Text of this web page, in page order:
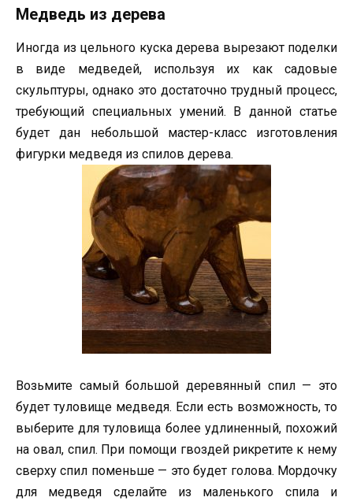
Медведь из дерева
Иногда из цельного куска дерева вырезают поделки
в виде медведей, используя их как садовые
скульптуры, однако это достаточно трудный процесс,
требующий специальных умений. В данной статье
будет дан небольшой мастер-класс изготовления
фигурки медведя из спилов дерева.
Возьмите самый большой деревянный спил — это
будет туловище медведя. Если есть возможность, то
выберите для туловища более удлиненный, похожий
на овал, спил. При помощи гвоздей рикретите к нему
сверху спил поменьше — это будет голова. Мордочку
для медведя сделайте из маленького спила и